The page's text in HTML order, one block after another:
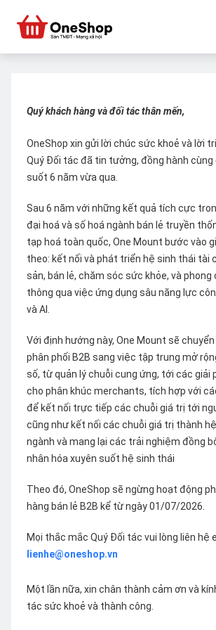
Quý khách hàng và đối tác thân mến,
OneShop xin gửi lời chúc sức khoẻ và lời
Quý Đối tác đã tin tưởng, đồng hành
suốt 6 năm vừa qua.
Sau 6 năm với những kết quả tích cực
đại hoá và số hoá ngành bán lẻ truyền
tạp hoá toàn quốc, One Mount bước vào
theo: kết nối và phát triển hệ sinh thái tài
sản, bán lẻ, chăm sóc sức khỏe, và phong
thông qua việc ứng dụng sâu năng lực
và AI.
Với định hướng này, One Mount sẽ
phân phối B2B sang việc tập trung mở
số, từ quản lý chuỗi cung ứng, tới các giải
cho phân khúc merchants, tích hợp với
để kết nối trực tiếp các chuỗi giá trị tới
cũng như kết nối các chuỗi giá trị thành
ngành và mang lại các trải nghiệm đồng
nhân hóa xuyên suốt hệ sinh thái
Theo đó, OneShop sẽ ngừng hoạt động
hàng bán lẻ B2B kể từ ngày 01/07/2026.
Mọi thắc mắc Quý Đối tác vui lòng liên hệ
lienhe@oneshop.vn
Một lần nữa, xin chân thành cảm ơn và
tác sức khoẻ và thành công.